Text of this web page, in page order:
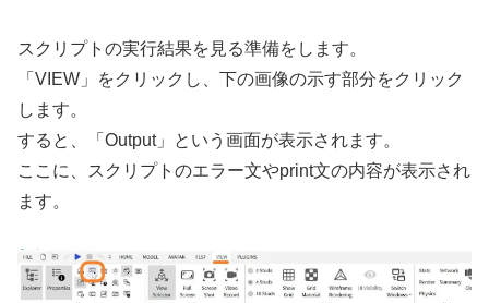
スクリプトの実行結果を見る準備をします。
「VIEW」をクリックし、下の画像の示す部分をクリック
します。
すると、「Output」という画面が表示されます。
ここに、スクリプトのエラー文やprint文の内容が表示され
ます。